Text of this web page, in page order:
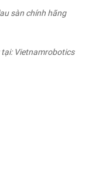
Vietnamrobotics
sàn chính hãng